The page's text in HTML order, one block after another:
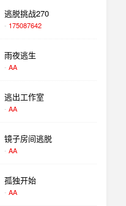
逃脱挑战270
- 175087642
雨夜逃生
-AA
逃出工作室
-AA
镜子房间逃脱
-AA
孤独开始
-AA